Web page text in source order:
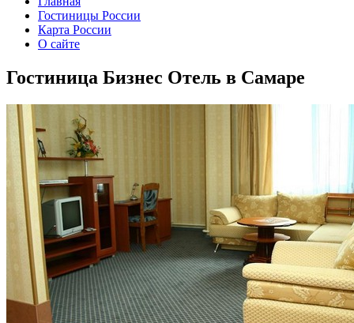
Гостиницы России
Карта России
О сайте
Гостиница Бизнес Отель в Самаре